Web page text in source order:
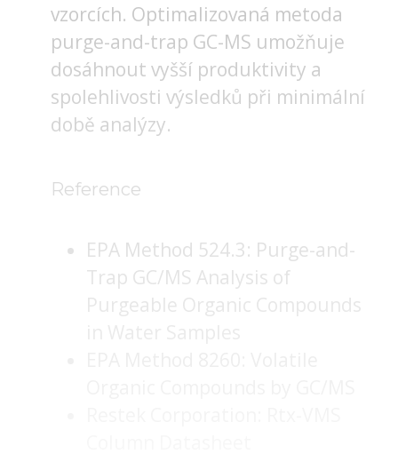
vzorcích. Optimalizovaná metoda
purge-and-trap GC-MS umožňuje
dosáhnout vyšší produktivity a
spolehlivosti výsledků při minimální
době analýzy.
Reference
EPA Method 524.3: Purge-and-
Trap GC/MS Analysis of
Purgeable Organic Compounds